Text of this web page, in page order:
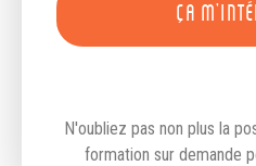
ÇA
N'oubliez pas non plus la
formation sur demande